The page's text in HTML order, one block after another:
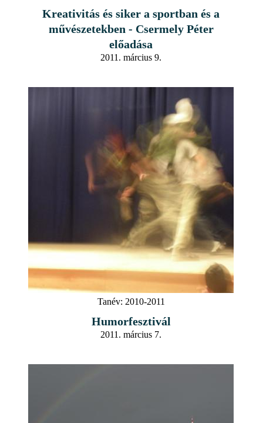
Kreativitás és siker a sportban és a
művészetekben - Csermely Péter
előadása
2011. március 9.
Tanév: 2010-2011
Humorfesztivál
2011. március 7.